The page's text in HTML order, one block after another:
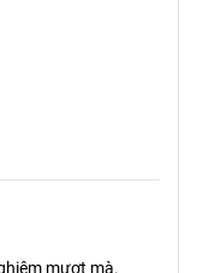
mượt mà.